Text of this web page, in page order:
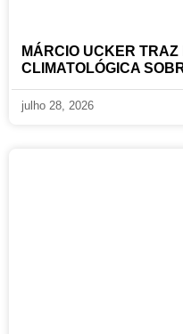
MÁRCIO UCKER
CLIMATOLÓGICA
julho 28, 2026